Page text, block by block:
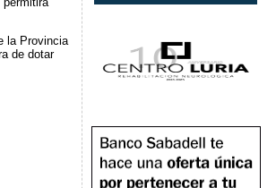
la Provincia
de dotar